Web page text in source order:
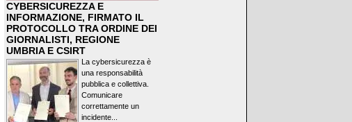
CYBERSICUREZZA E
INFORMAZIONE, FIRMATO IL
PROTOCOLLO TRA ORDINE DEI
GIORNALISTI, REGIONE
UMBRIA E CSIRT
La cybersicurezza è
una responsabilità
pubblica e collettiva.
Comunicare
correttamente un
incidente...